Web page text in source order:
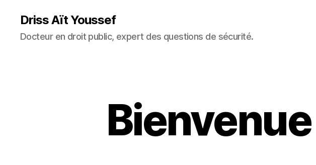
Driss Aït Youssef
Docteur en droit public, expert des questions de sécurité.